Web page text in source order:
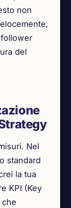
non
del
Nel
standard
la tua
KPI (Key